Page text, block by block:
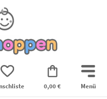
0,00 € Menü